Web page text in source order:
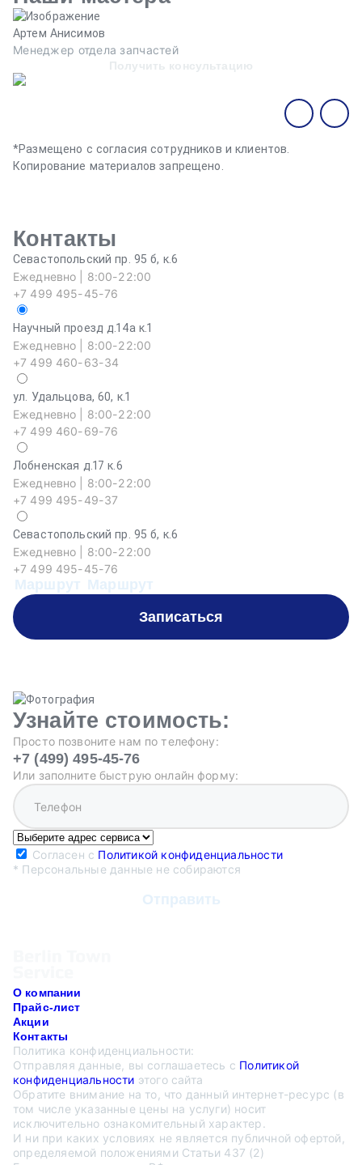
Артем Анисимов
Менеджер отдела запчастей
Получить консультацию
*Размещено с согласия сотрудников и клиентов.
Копирование материалов запрещено.
Контакты
Севастопольский пр. 95 б, к.6
Ежедневно | 8:00-22:00
+7 499 495-45-76
Научный проезд д.14а к.1
Ежедневно | 8:00-22:00
+7 499 460-63-34
ул. Удальцова, 60, к.1
Ежедневно | 8:00-22:00
+7 499 460-69-76
Лобненская д.17 к.6
Ежедневно | 8:00-22:00
+7 499 495-49-37
Севастопольский пр. 95 б, к.6
Ежедневно | 8:00-22:00
+7 499 495-45-76
Маршрут Маршрут
Записаться
Узнайте стоимость:
Просто позвоните нам по телефону:
+7 (499) 495-45-76
Или заполните быструю онлайн форму:
Согласен с Политикой конфиденциальности
* Персональные данные не собираются
О компании
Прайс-лист
Акции
Контакты
Политика конфиденциальности:
Отправляя данные, вы соглашаетесь с Политикой
конфиденциальности этого сайта
Обратите внимание на то, что данный интернет-ресурс (в
том числе указанные цены на услуги) носит
исключительно ознакомительный характер.
И ни при каких условиях не является публичной офертой,
определяемой положениями Статьи 437 (2)